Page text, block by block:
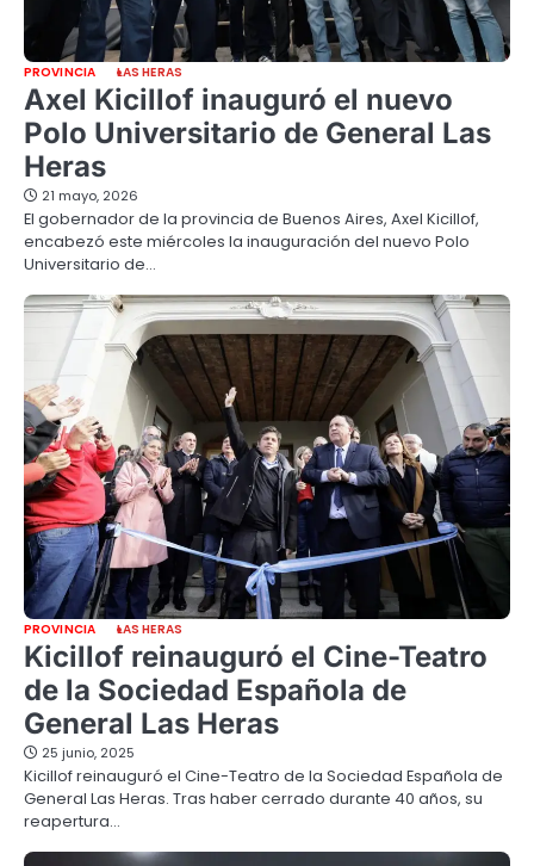
PROVINCIA LAS HERAS
Axel Kicillof inauguró el nuevo
Polo Universitario de General Las
Heras
21 mayo, 2026
El gobernador de la provincia de Buenos Aires, Axel Kicillof,
encabezó este miércoles la inauguración del nuevo Polo
Universitario de…
PROVINCIA LAS HERAS
Kicillof reinauguró el Cine-Teatro
de la Sociedad Española de
General Las Heras
25 junio, 2025
Kicillof reinauguró el Cine-Teatro de la Sociedad Española de
General Las Heras. Tras haber cerrado durante 40 años, su
reapertura…